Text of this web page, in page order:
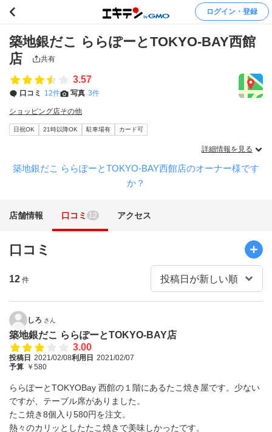
ログイン・登録
築地銀だこ ららぽーとTOKYO-BAY西館
店
共有
3.57
口コミ 12件 写真 3件
ショッピング店その他
日祝OK 21時以降OK 駐車場有 カード可
詳細情報を見る
築地銀だこ ららぽーとTOKYO-BAY西館店のオーナー様です
か？
店舗情報 口コミ 12 アクセス
口コミ
12 件
しろ さん
築地銀だこ ららぽーとTOKYO-BAY店
3.00
投稿日 2021/02/08利用日 2021/02/07
予算 ￥580
ららぽーとTOKYOBay 西館の１階にあるたこ焼き屋です。少ない
ですが、テーブル席がありました。
たこ焼き8個入り580円を注文。
熱々のカリッとしたたこ焼きで美味しかったです。